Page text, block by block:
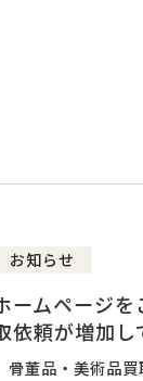
お知らせ
ームページ
依頼が増加し
骨董品・美術品買